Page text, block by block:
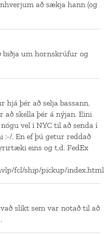
að sækja hann (og
biðja um hornskrúfur og
þér að selja bassann.
skella þér á nýjan. Eini
vel í NYC til að senda í
. En ef þú getur reddað
eins og t.d. FedEx
fcl/ship/pickup/index.html
slíkt sem var notað til að